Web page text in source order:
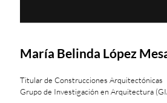
María Belinda López
Titular de Construcciones Arquitectónicas
Grupo de Investigación en Arquitectura